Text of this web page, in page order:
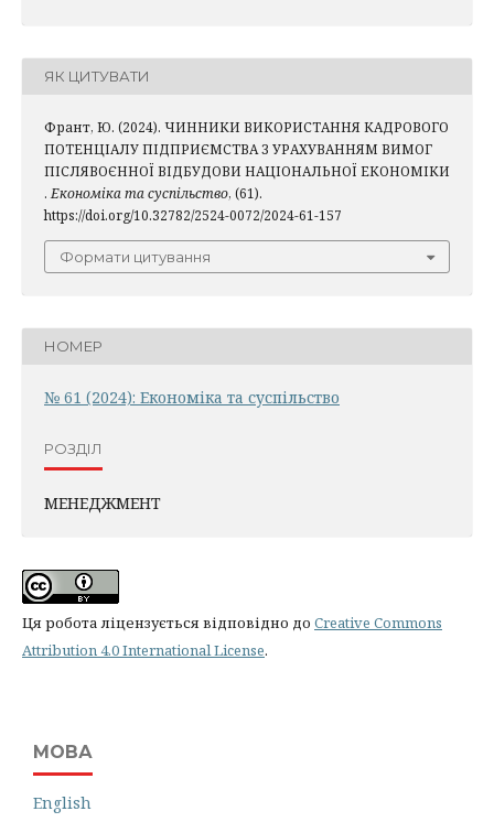
ЯК ЦИТУВАТИ
Франт, Ю. (2024). ЧИННИКИ ВИКОРИСТАННЯ КАДРОВОГО
ПОТЕНЦІАЛУ ПІДПРИЄМСТВА З УРАХУВАННЯМ ВИМОГ
ПІСЛЯВОЄННОЇ ВІДБУДОВИ НАЦІОНАЛЬНОЇ ЕКОНОМІКИ
. Економіка та суспільство, (61).
https://doi.org/10.32782/2524-0072/2024-61-157
Формати цитування
НОМЕР
№ 61 (2024): Економіка та суспільство
РОЗДІЛ
МЕНЕДЖМЕНТ
Ця робота ліцензується відповідно до Creative Commons
Attribution 4.0 International License.
МОВА
English